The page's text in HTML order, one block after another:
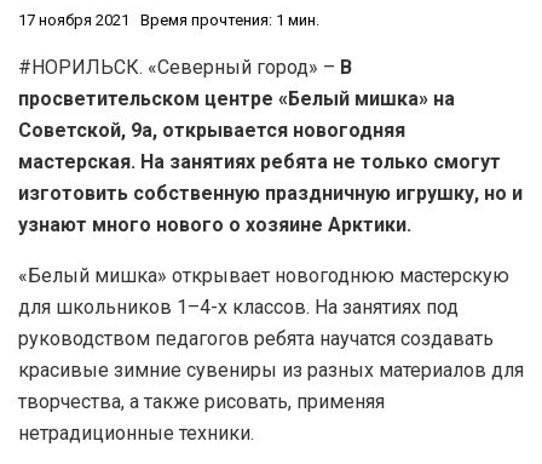
17 ноября 2021 Время прочтения: 1 мин.
#НОРИЛЬСК. «Северный город» – В
просветительском центре «Белый мишка» на
Советской, 9а, открывается новогодняя
мастерская. На занятиях ребята не только смогут
изготовить собственную праздничную игрушку, но и
узнают много нового о хозяине Арктики.
«Белый мишка» открывает новогоднюю мастерскую
для школьников 1–4-х классов. На занятиях под
руководством педагогов ребята научатся создавать
красивые зимние сувениры из разных материалов для
творчества, а также рисовать, применяя
нетрадиционные техники.